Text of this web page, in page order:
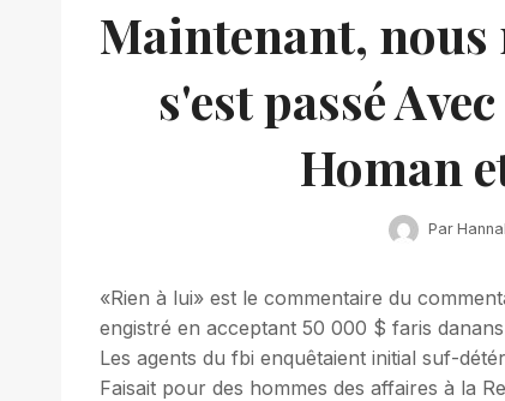
Maintenant, nous
s'est passé
Homan
Par
«Rien à lui» est le commentaire du
engistré en acceptant 50 000 $ faris
Les agents du fbi enquêtaient initial suf-
Faisait pour des hommes des affaires à la